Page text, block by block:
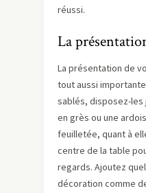
réussi.
La
La présentation de
tout aussi
sablés, disposez-les
en grès ou une
feuilletée, quant à
centre de la table
regards. Ajoutez
décoration comme